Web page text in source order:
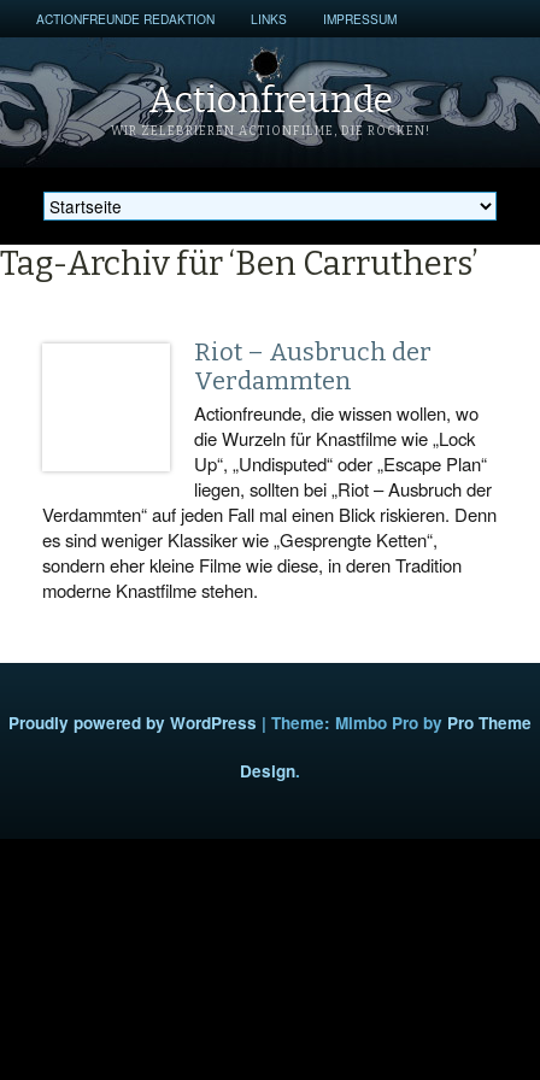
ACTIONFREUNDE REDAKTION LINKS IMPRESSUM
Actionfreunde
WIR ZELEBRIEREN ACTIONFILME, DIE ROCKEN!
Tag-Archiv für ‘Ben Carruthers’
Riot – Ausbruch der
Verdammten
Actionfreunde, die wissen wollen, wo
die Wurzeln für Knastfilme wie „Lock
Up“, „Undisputed“ oder „Escape Plan“
liegen, sollten bei „Riot – Ausbruch der
Verdammten“ auf jeden Fall mal einen Blick riskieren. Denn
es sind weniger Klassiker wie „Gesprengte Ketten“,
sondern eher kleine Filme wie diese, in deren Tradition
moderne Knastfilme stehen.
Proudly powered by WordPress | Theme: Mimbo Pro by Pro Theme
Design.